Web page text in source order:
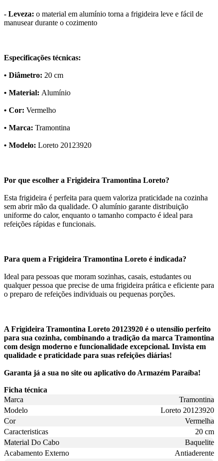
- Leveza: o material em alumínio torna a frigideira leve e fácil de
manusear durante o cozimento
Especificações técnicas:
• Diâmetro: 20 cm
• Material: Alumínio
• Cor: Vermelho
• Marca: Tramontina
• Modelo: Loreto 20123920
Por que escolher a Frigideira Tramontina Loreto?
Esta frigideira é perfeita para quem valoriza praticidade na cozinha
sem abrir mão da qualidade. O alumínio garante distribuição
uniforme do calor, enquanto o tamanho compacto é ideal para
refeições rápidas e funcionais.
Para quem a Frigideira Tramontina Loreto é indicada?
Ideal para pessoas que moram sozinhas, casais, estudantes ou
qualquer pessoa que precise de uma frigideira prática e eficiente para
o preparo de refeições individuais ou pequenas porções.
A Frigideira Tramontina Loreto 20123920 é o utensílio perfeito
para sua cozinha, combinando a tradição da marca Tramontina
com design moderno e funcionalidade excepcional. Invista em
qualidade e praticidade para suas refeições diárias!
Garanta já a sua no site ou aplicativo do Armazém Paraíba!
Ficha técnica
Marca
Tramontina
Modelo
Loreto 20123920
Cor
Vermelha
Caracteristicas
20 cm
Material Do Cabo
Baquelite
Acabamento Externo
Antiaderente